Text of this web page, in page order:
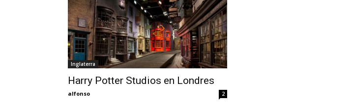
Inglaterra
Harry Potter Studios en Londres
alfonso 2